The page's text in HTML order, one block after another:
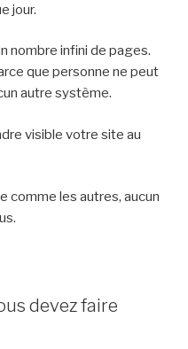
jour.
nombre infini de pages.
que personne ne peut
autre système.
visible votre site au
comme les autres, aucun
devez faire